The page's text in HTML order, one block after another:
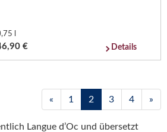
l
€ Details
« 1 2 3 4 »
Langue d’Oc und übersetzt